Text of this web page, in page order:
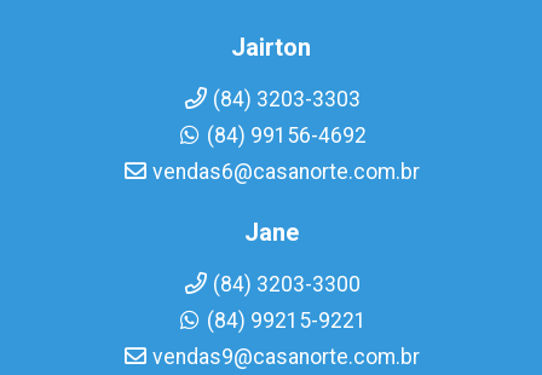
Jairton
(84) 3203-3303
(84) 99156-4692
vendas6@casanorte.com.br
Jane
(84) 3203-3300
(84) 99215-9221
vendas9@casanorte.com.br